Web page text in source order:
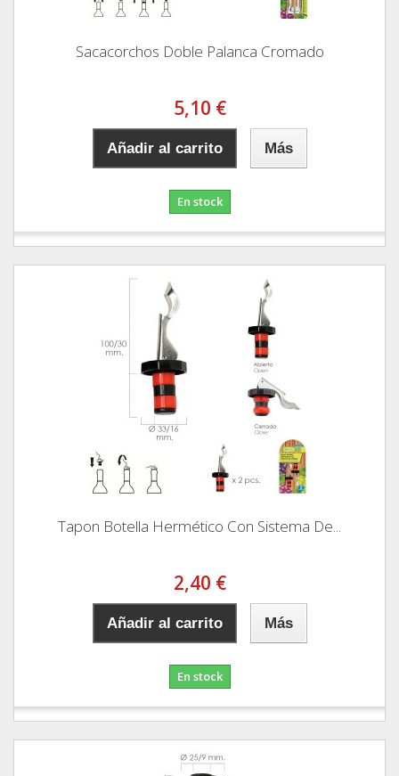
Sacacorchos Doble Palanca Cromado
5,10 €
Añadir al carrito Más
En stock
Tapon Botella Hermético Con Sistema De...
2,40 €
Añadir al carrito Más
En stock